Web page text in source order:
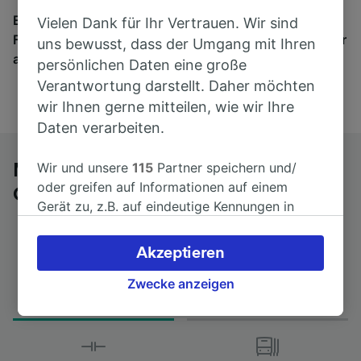
Egal, wohin die Reise geht – starten Sie mit uns.
Finden Sie hier Fahrkarten für Verbindungen von mehr
als 170 Bahn- und Busunternehmen.
Mit dem Fernbus von Antwerpen-
Centraal nach Karlsruhe Hbf
Erster und letzter Bus
Vielen Dank für Ihr Vertrauen. Wir sind
uns bewusst, dass der Umgang mit Ihren
persönlichen Daten eine große
Verantwortung darstellt. Daher möchten
wir Ihnen gerne mitteilen, wie wir Ihre
Daten verarbeiten.
Wir und unsere115 Partner speichern und/
oder greifen auf Informationen auf einem
Gerät zu, z.B. auf eindeutige Kennungen in
verarbeiten. Sie können Ihre Präferenzen
akzeptieren oder verwalten, einschließlich
Ihres Widerspruchsrechts bei berechtigtem
besuchen Sie jederzeit die Seite der
Datenschutzrichtlinie. Diese Präferenzen
Zwecke anzeigen
Akzeptieren